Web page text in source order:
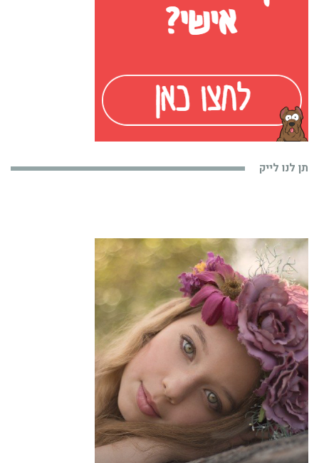
תן לנו לייק